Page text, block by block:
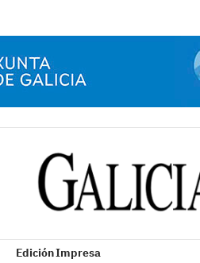
Edición Impresa